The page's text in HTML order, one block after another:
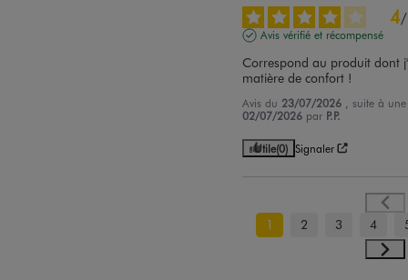
4/
Avis vérifié et récompensé
Correspond au produit dont
matière de confort !
Avis du 23/07/2026
, suite à
02/07/2026 par P.P.
Utile(0) Signaler
1 2 3 4